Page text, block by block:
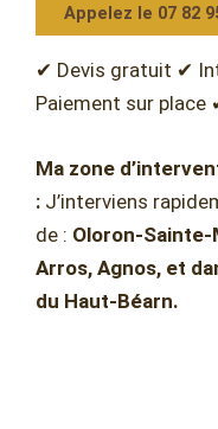
Appelez le 07 82
✔ Devis gratuit ✔
Paiement sur
Ma zone
: J’interviens
de : Oloron-Sainte-
Arros, Agnos, et
du Haut-Béarn.